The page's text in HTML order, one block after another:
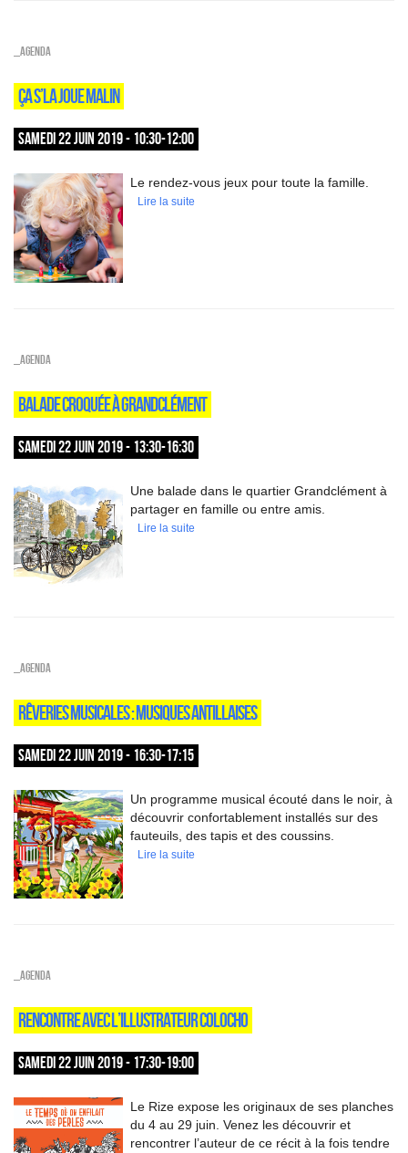
_Agenda
ÇA S’LA JOUE MALIN
SAMEDI 22 JUIN 2019 - 10:30-12:00
Le rendez-vous jeux pour toute la famille.
Lire la suite
_Agenda
BALADE CROQUÉE À GRANDCLÉMENT
SAMEDI 22 JUIN 2019 - 13:30-16:30
Une balade dans le quartier Grandclément à
partager en famille ou entre amis.
Lire la suite
_Agenda
RÊVERIES MUSICALES : MUSIQUES ANTILLAISES
SAMEDI 22 JUIN 2019 - 16:30-17:15
Un programme musical écouté dans le noir, à
découvrir confortablement installés sur des
fauteuils, des tapis et des coussins.
Lire la suite
_Agenda
RENCONTRE AVEC L’ILLUSTRATEUR COLOCHO
SAMEDI 22 JUIN 2019 - 17:30-19:00
Le Rize expose les originaux de ses planches
du 4 au 29 juin. Venez les découvrir et
rencontrer l’auteur de ce récit à la fois tendre